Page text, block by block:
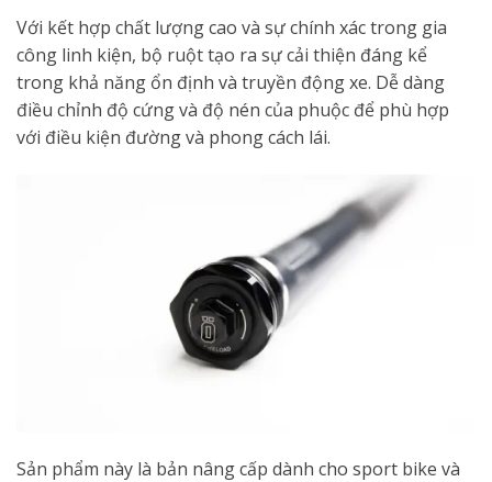
Với kết hợp chất lượng cao và sự chính xác trong gia
công linh kiện, bộ ruột tạo ra sự cải thiện đáng kể
trong khả năng ổn định và truyền động xe. Dễ dàng
điều chỉnh độ cứng và độ nén của phuộc để phù hợp
với điều kiện đường và phong cách lái.
Sản phẩm này là bản nâng cấp dành cho sport bike và